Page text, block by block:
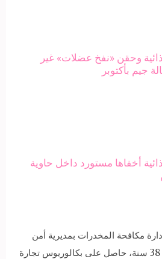
وحقن «نفخ عضلات» غير
جيم بأكتوبر
أخفاها مستورد داخل حاوية
مكافحة المخدرات بمديرية أمن
القاهرة، بقيام «فادى.أ» 38 سنة، حاصل على بكالوريوس تجارة